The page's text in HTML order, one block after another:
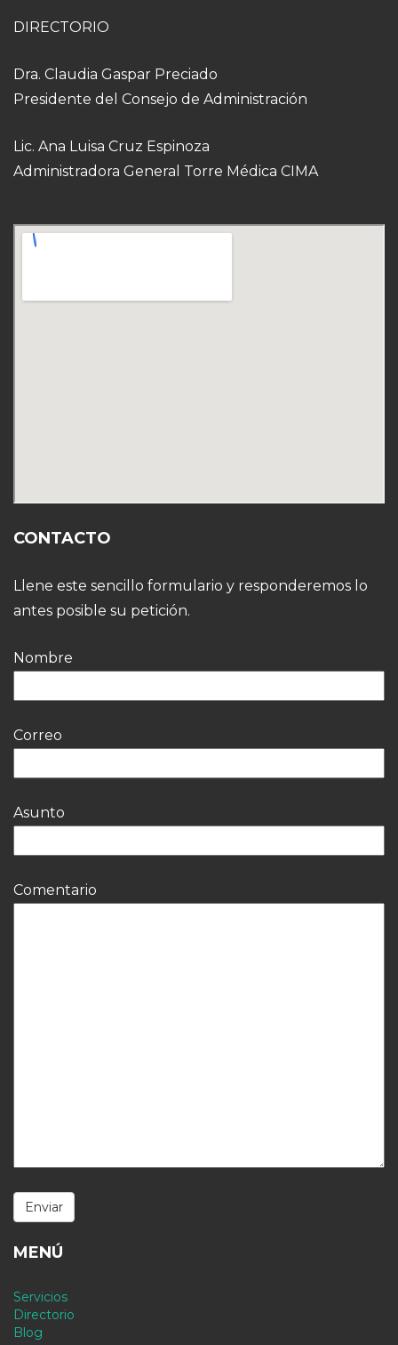
DIRECTORIO
Dra. Claudia Gaspar Preciado
Presidente del Consejo de Administración
Lic. Ana Luisa Cruz Espinoza
Administradora General Torre Médica CIMA
CONTACTO
Llene este sencillo formulario y responderemos lo
antes posible su petición.
Nombre
Correo
Asunto
Comentario
MENÚ
Servicios
Directorio
Blog